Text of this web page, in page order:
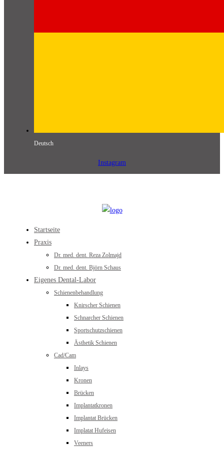
Deutsch
Instagram
Startseite
Praxis
Dr. med. dent. Reza Zolmajd
Dr. med. dent. Björn Schaus
Eigenes Dental-Labor
Schienenbehandlung
Knirscher Schienen
Schnarcher Schienen
Sportschutzschienen
Ästhetik Schienen
Cad/Cam
Inlays
Kronen
Brücken
Implantatkronen
Implantat Brücken
Implatat Hufeisen
Veeners